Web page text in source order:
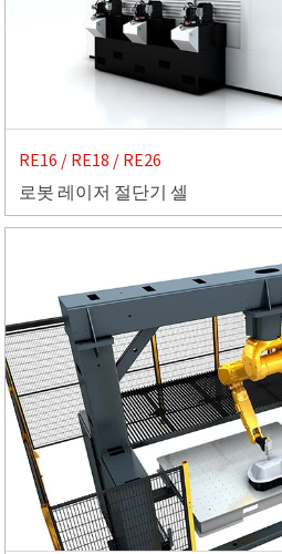
RE16 / RE18 / RE26
로봇 레이저 절단기 셀